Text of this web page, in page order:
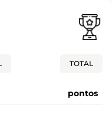
TOTAL
pontos